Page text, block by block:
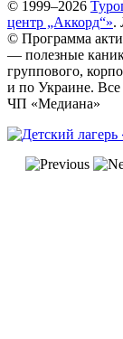
© 1999–2026
центр „Аккорд“».
© Программа
— полезные
группового,
и по Украине.
ЧП «Медиана»